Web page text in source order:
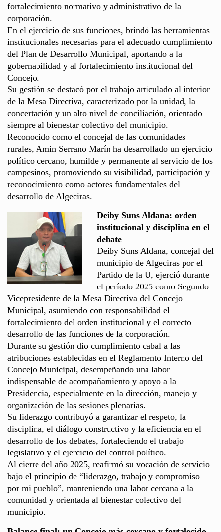
fortalecimiento normativo y administrativo de la
corporación.
En el ejercicio de sus funciones, brindó las herramientas
institucionales necesarias para el adecuado cumplimiento
del Plan de Desarrollo Municipal, aportando a la
gobernabilidad y al fortalecimiento institucional del
Concejo.
Su gestión se destacó por el trabajo articulado al interior
de la Mesa Directiva, caracterizado por la unidad, la
concertación y un alto nivel de conciliación, orientado
siempre al bienestar colectivo del municipio.
Reconocido como el concejal de las comunidades
rurales, Amin Serrano Marín ha desarrollado un ejercicio
político cercano, humilde y permanente al servicio de los
campesinos, promoviendo su visibilidad, participación y
reconocimiento como actores fundamentales del
desarrollo de Algeciras.
Deiby Suns Aldana: orden
institucional y disciplina en el
debate
Deiby Suns Aldana, concejal del
municipio de Algeciras por el
Partido de la U, ejerció durante
el período 2025 como Segundo
Vicepresidente de la Mesa Directiva del Concejo
Municipal, asumiendo con responsabilidad el
fortalecimiento del orden institucional y el correcto
desarrollo de las funciones de la corporación.
Durante su gestión dio cumplimiento cabal a las
atribuciones establecidas en el Reglamento Interno del
Concejo Municipal, desempeñando una labor
indispensable de acompañamiento y apoyo a la
Presidencia, especialmente en la dirección, manejo y
organización de las sesiones plenarias.
Su liderazgo contribuyó a garantizar el respeto, la
disciplina, el diálogo constructivo y la eficiencia en el
desarrollo de los debates, fortaleciendo el trabajo
legislativo y el ejercicio del control político.
Al cierre del año 2025, reafirmó su vocación de servicio
bajo el principio de “liderazgo, trabajo y compromiso
por mi pueblo”, manteniendo una labor cercana a la
comunidad y orientada al bienestar colectivo del
municipio.